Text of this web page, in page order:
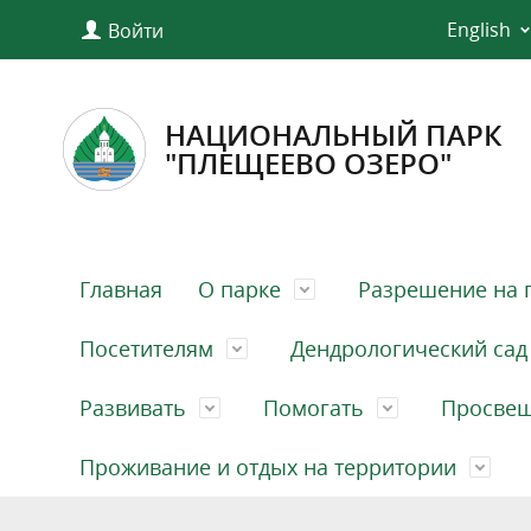
Войти English
НАЦИОНАЛЬНЫЙ ПАРК
"ПЛЕЩЕЕВО ОЗЕРО"
Главная О парке Разрешение на
Посетителям Дендрологический сад
Развивать Помогать
Проживание и отдых на территории